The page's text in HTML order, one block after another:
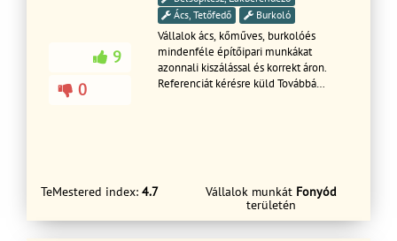
9
0
Ács, Tetőfedő
Burkoló
Vállalok ács, kőműves, burkolóés
mindenféle építőipari munkákat
azonnali kiszálással és korrekt áron.
Referenciát kérésre küld Továbbá
TeMestered index: 4.7 Vállalok munkát Fonyód
területén